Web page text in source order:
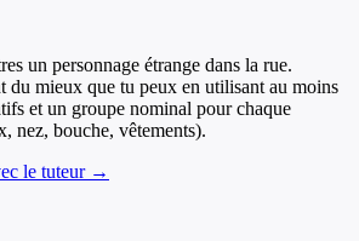
un personnage étrange dans la rue.
du mieux que tu peux en utilisant au moins
et un groupe nominal pour chaque
nez, bouche, vêtements).
le tuteur →